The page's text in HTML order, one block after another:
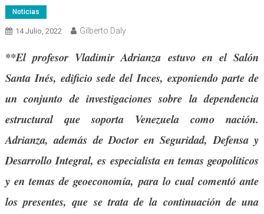
Noticias
14 Julio, 2022 Gilberto Daly
**El profesor Vladimir Adrianza estuvo en el Salón
Santa Inés, edificio sede del Inces, exponiendo parte de
un conjunto de investigaciones sobre la dependencia
estructural que soporta Venezuela como nación.
Adrianza, además de Doctor en Seguridad, Defensa y
Desarrollo Integral, es especialista en temas geopolíticos
y en temas de geoeconomía, para lo cual comentó ante
los presentes, que se trata de la continuación de una